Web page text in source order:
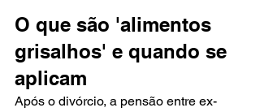
O que são 'alimentos
grisalhos' e quando se
aplicam
Após o divórcio, a pensão entre ex-